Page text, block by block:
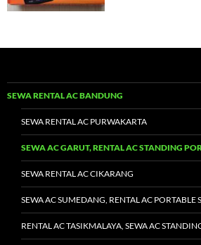
SEWA RENTAL AC BANDUNG
SEWA RENTAL AC PURWAKARTA
SEWA AC GARUT, RENTAL AC STANDING
SEWA RENTAL AC CIKARANG
SEWA AC SUMEDANG, RENTAL AC PORTABLE
RENTAL AC TASIKMALAYA, SEWA AC